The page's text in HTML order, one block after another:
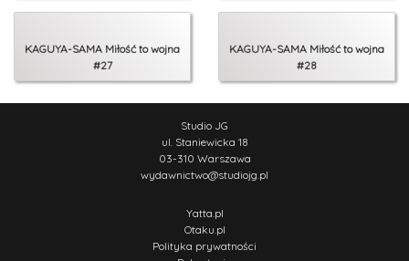
KAGUYA-SAMA Miłość to wojna
#27
KAGUYA-SAMA Miłość to wojna
#28
Studio JG
ul. Staniewicka 18
03-310 Warszawa
wydawnictwo@studiojg.pl
Yatta.pl
Otaku.pl
Polityka prywatności